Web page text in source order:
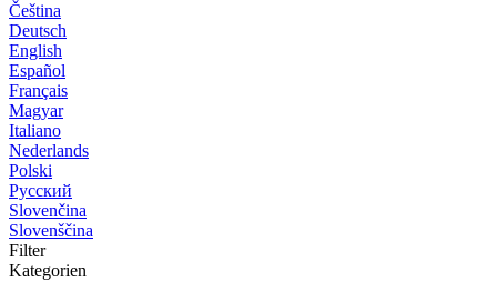
Čeština
Deutsch
English
Español
Français
Magyar
Italiano
Nederlands
Polski
Русский
Slovenčina
Slovenščina
Filter
Kategorien